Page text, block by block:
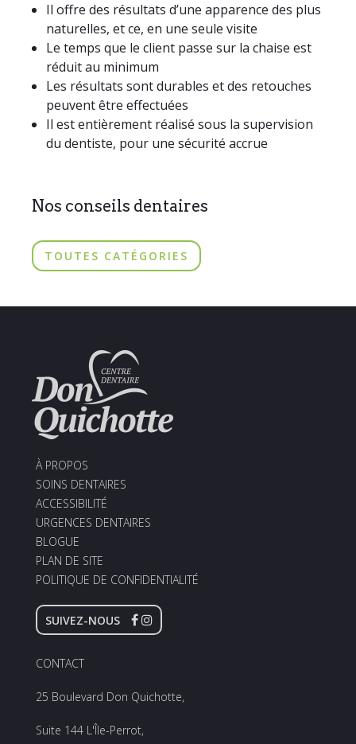
Il offre des résultats d’une apparence des plus
naturelles, et ce, en une seule visite
Le temps que le client passe sur la chaise est
réduit au minimum
Les résultats sont durables et des retouches
peuvent être effectuées
Il est entièrement réalisé sous la supervision
du dentiste, pour une sécurité accrue
Nos conseils dentaires
TOUTES CATÉGORIES
À PROPOS
SOINS DENTAIRES
ACCESSIBILITÉ
URGENCES DENTAIRES
BLOGUE
PLAN DE SITE
POLITIQUE DE CONFIDENTIALITÉ
SUIVEZ-NOUS
CONTACT
25 Boulevard Don Quichotte,
Suite 144 L'Île-Perrot,